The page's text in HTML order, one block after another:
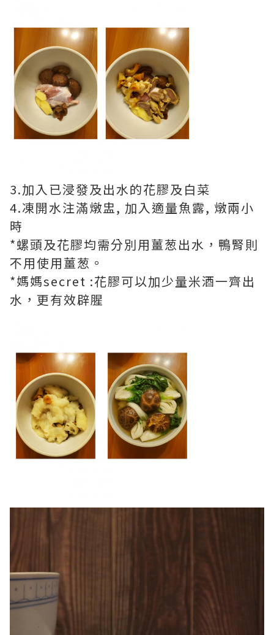
3.加入已浸發及出水的花膠及白菜
4.凍開水注滿燉盅, 加入適量魚露, 燉兩小
時
*螺頭及花膠均需分別用薑葱出水，鴨腎則
不用使用薑葱。
*媽媽secret :花膠可以加少量米酒一齊出
水，更有效辟腥